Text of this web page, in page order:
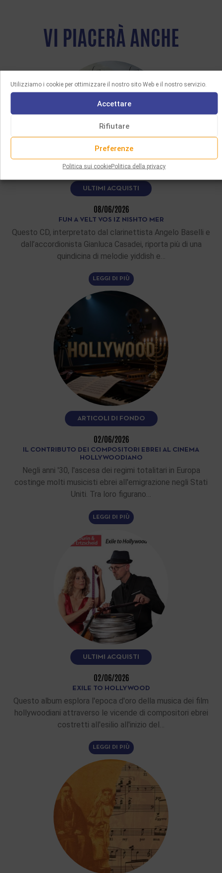
Utilizziamo i cookie per ottimizzare il nostro sito Web e il nostro servizio.
Accettare
Rifiutare
Preferenze
Politica sui cookiePolitica della privacy
VI PIACERÀ ANCHE
ULTIMI ACQUISTI
08/06/2026
FUN A VELT VOS IZ NISHTO MER
Questo CD, interpretato dal clarinettista Angelo Baselli e
dall’accordionista Gianluca Casadei, riporta più di una
quindicina di melodie yiddish e…
LEGGI DI PIÙ
ARTICOLI DI FONDO
02/06/2026
IL CONTRIBUTO DEI COMPOSITORI EBREI AL CINEMA
HOLLYWOODIANO
Negli anni '30, l'ascesa dei regimi totalitari in Europa
costinge molti musicisti ebrei all'emigrazione negli Stati
Uniti. Tra loro figurano…
LEGGI DI PIÙ
ULTIMI ACQUISTI
02/06/2026
EXILE TO HOLLYWOOD
Questo album esplora l'epoca d'oro della musica dei film
hollywoodiani attraverso le vicende di compositori ebrei
costretti all'esilio all'inizio del…
LEGGI DI PIÙ